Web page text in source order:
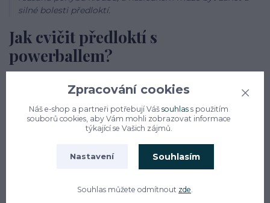
silné bolesti předloktí.
Jak cvičit předloktí s
powerballem?
a extenzorů, dodávku synoviální tekutiny do svalů a šlach a
svalů a šlach. Úleva je okamžitá.
Zpracování cookies
Náš e-shop a partneři potřebují Vášsouhlas s použitím
souborů cookies, aby Vám mohli zobrazovat informace
týkající se Vašich zájmů.
Nastavení Souhlasím
Souhlas můžete odmítnout zde.